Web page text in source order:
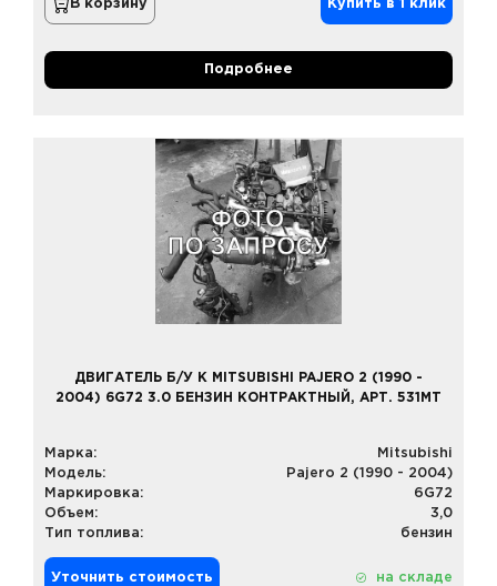
В корзину Купить в 1 клик
Подробнее
ДВИГАТЕЛЬ Б/У К MITSUBISHI PAJERO 2 (1990 -
2004) 6G72 3.0 БЕНЗИН КОНТРАКТНЫЙ, АРТ. 531MT
Марка:
Mitsubishi
Модель:
Pajero 2 (1990 - 2004)
Маркировка:
6G72
Объем:
3,0
Тип топлива:
бензин
Уточнить стоимость на складе